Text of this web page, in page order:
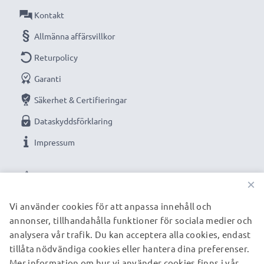
Ersättningsbatteri från CELLONIC är en prisvärd och
trygg strömkälla.
★3 års garanti
Vi grundades år 2004 och är en internationell
specialist som endast erbjuder kvalitetsprodukter.
VÅRA BETALNINGSALTERNATIV
Kontakt
Allmänna affärsvillkor
Returpolicy
Garanti
Säkerhet & Certifieringar
Dataskyddsförklaring
Impressum
VÅRA FRAKTPARTNERS
×
Vi använder cookies för att anpassa innehåll och
annonser, tillhandahålla funktioner för sociala medier och
analysera vår trafik. Du kan acceptera alla cookies, endast
tillåta nödvändiga cookies eller hantera dina preferenser.